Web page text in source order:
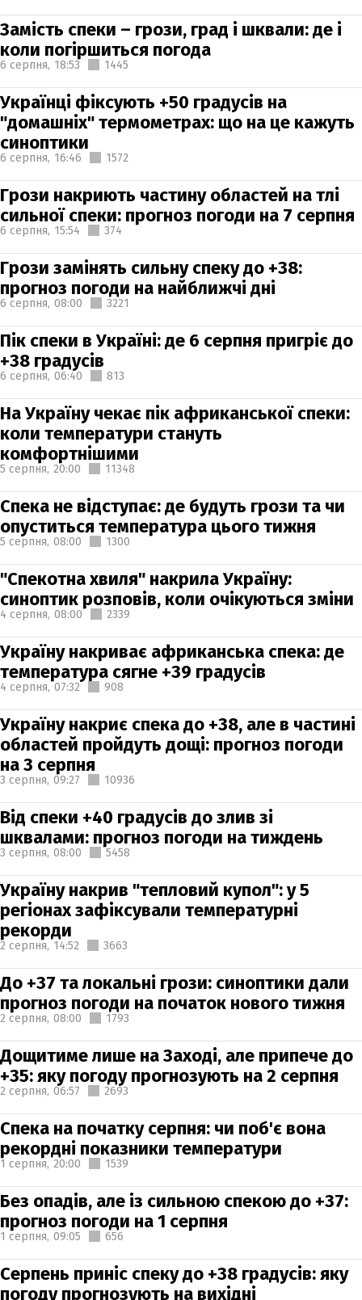
Замість спеки – грози, град і шквали: де і
коли погіршиться погода
6 серпня, 18:53 1445
Українці фіксують +50 градусів на
"домашніх" термометрах: що на це кажуть
синоптики
6 серпня, 16:46 1572
Грози накриють частину областей на тлі
сильної спеки: прогноз погоди на 7 серпня
6 серпня, 15:54 374
Грози замінять сильну спеку до +38:
прогноз погоди на найближчі дні
6 серпня, 08:00 3221
Пік спеки в Україні: де 6 серпня пригріє до
+38 градусів
6 серпня, 06:40 813
На Україну чекає пік африканської спеки:
коли температури стануть
комфортнішими
5 серпня, 20:00 11348
Спека не відступає: де будуть грози та чи
опуститься температура цього тижня
5 серпня, 08:00 1300
"Спекотна хвиля" накрила Україну:
синоптик розповів, коли очікуються зміни
4 серпня, 08:00 2339
Україну накриває африканська спека: де
температура сягне +39 градусів
4 серпня, 07:32 908
Україну накриє спека до +38, але в частині
областей пройдуть дощі: прогноз погоди
на 3 серпня
3 серпня, 09:27 10936
Від спеки +40 градусів до злив зі
шквалами: прогноз погоди на тиждень
3 серпня, 08:00 5458
Україну накрив "тепловий купол": у 5
регіонах зафіксували температурні
рекорди
2 серпня, 14:52 3663
До +37 та локальні грози: синоптики дали
прогноз погоди на початок нового тижня
2 серпня, 08:00 1793
Дощитиме лише на Заході, але припече до
+35: яку погоду прогнозують на 2 серпня
2 серпня, 06:57 2693
Спека на початку серпня: чи поб'є вона
рекордні показники температури
1 серпня, 20:00 1539
Без опадів, але із сильною спекою до +37:
прогноз погоди на 1 серпня
1 серпня, 09:05 656
Серпень приніс спеку до +38 градусів: яку
погоду прогнозують на вихідні